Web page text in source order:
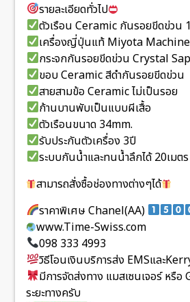
รายละเอียดทั่วไป
ตัวเรือน Ceramic กันรอยขีดข่วน
เครื่องญี่ปุ่นแท้ Miyota Machine
กระจกกันรอยขีดข่วน Crystal
ขอบ Ceramic สีดำกันรอยขีดข่วน
สายสามข้อ Ceramic ไม่เป็นรอย
ก้านบานพับเป็นแบบผีเสื้อ
ตัวเรือนขนาด 34mm.
รับประกันตัวเครื่อง 3ปี
ระบบกันน้ำและทนน้ำลึกได้ 20เมตร
สามารถสั่งซื้อช่องทางต่างๆได้
ราคาพิเศษ Chanel(AA)
www.Time-Swiss.com
098 333 4993
วิธีโอนเงินบริการส่ง EMSและ
มีการจัดส่งทาง แมสเซนเจอร์ หรือ
ระยะทางครับ